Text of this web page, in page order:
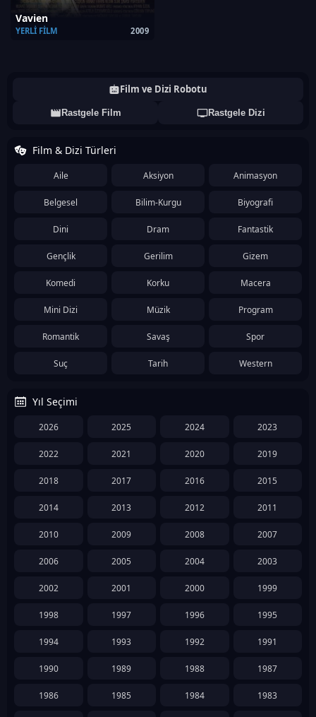
Vavien
2009
YERLI FILM
Film ve Dizi Robotu
Rastgele Film Rastgele Dizi
Film & Dizi Türleri
Aile Aksiyon Animasyon
Belgesel Bilim-Kurgu Biyografi
Dini Dram Fantastik
Gençlik Gerilim Gizem
Komedi Korku Macera
Mini Dizi Müzik Program
Romantik Savaş Spor
Suç Tarih Western
Yıl Seçimi
2026 2025 2024 2023
2022 2021 2020 2019
2018 2017 2016 2015
2014 2013 2012 2011
2010 2009 2008 2007
2006 2005 2004 2003
2002 2001 2000 1999
1998 1997 1996 1995
1994 1993 1992 1991
1990 1989 1988 1987
1986 1985 1984 1983